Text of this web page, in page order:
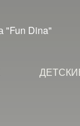
"Fun Dina"